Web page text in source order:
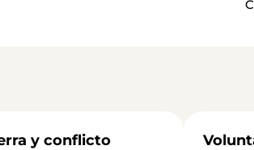
y conflicto